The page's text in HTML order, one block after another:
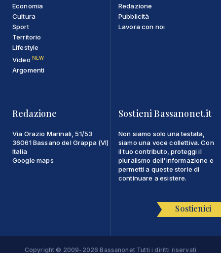
Economia
Cultura
Sport
Territorio
Lifestyle
Video NEW
Argomenti
Redazione
Pubblicità
Lavora con noi
Redazione
Via Orazio Marinali, 51/53
36061 Bassano del Grappa (VI)
Italia
Google maps
Sostieni Bassanonet.it
Non siamo solo una testata,
siamo una voce collettiva. Con
il tuo contributo, proteggi il
pluralismo dell'informazione e
permetti a queste storie di
continuare a esistere.
Sostienici
Copyright © 2009-2026 Bassanonet Tutti i diritti riservati